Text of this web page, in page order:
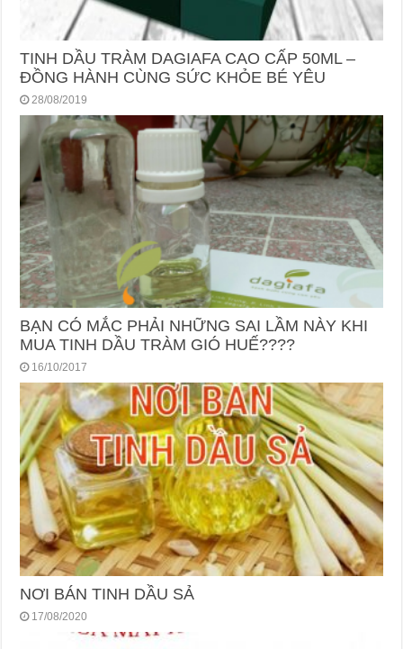
TINH DẦU TRÀM DAGIAFA CAO CẤP 50ML –
ĐỒNG HÀNH CÙNG SỨC KHỎE BÉ YÊU
28/08/2019
BẠN CÓ MẮC PHẢI NHỮNG SAI LẦM NÀY KHI
MUA TINH DẦU TRÀM GIÓ HUẾ????
16/10/2017
NƠI BÁN TINH DẦU SẢ
17/08/2020